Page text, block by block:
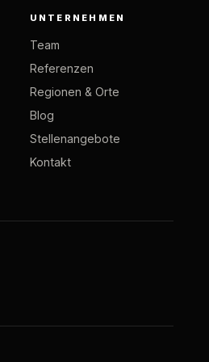
UNTERNEHMEN
Team
Referenzen
Regionen & Orte
Blog
Stellenangebote
Kontakt